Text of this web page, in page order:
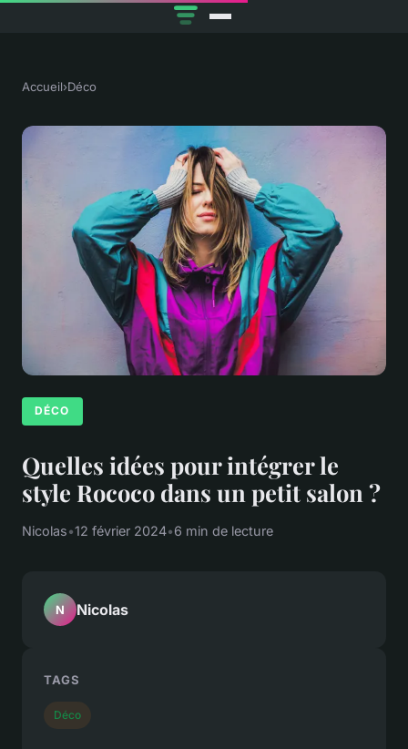
Accueil›Déco
DÉCO
Quelles idées pour intégrer le
style Rococo dans un petit salon ?
Nicolas•12 février 2024•6 min de lecture
N Nicolas
TAGS
Déco